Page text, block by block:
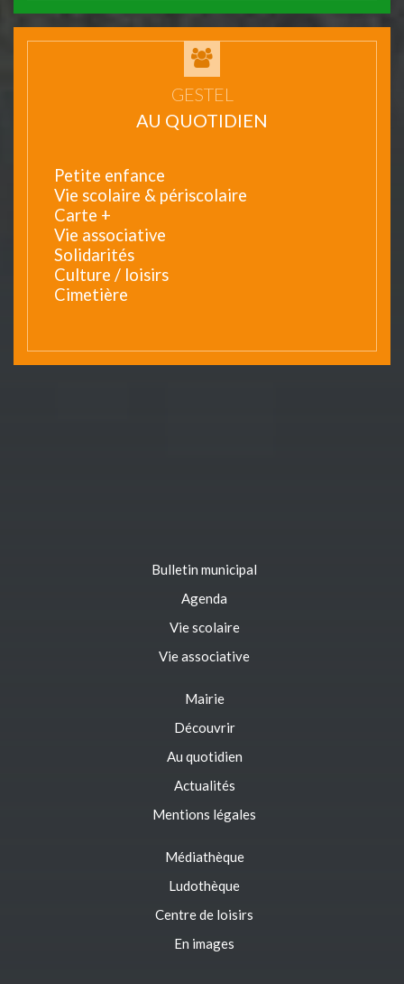
GESTEL
AU QUOTIDIEN
Petite enfance
Vie scolaire & périscolaire
Carte +
Vie associative
Solidarités
Culture / loisirs
Cimetière
Bulletin municipal
Agenda
Vie scolaire
Vie associative
Mairie
Découvrir
Au quotidien
Actualités
Mentions légales
Médiathèque
Ludothèque
Centre de loisirs
En images